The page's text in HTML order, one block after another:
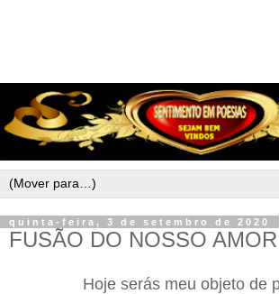
quinta-feira, 3 de setembro de 2020
FUSÃO DO NOSSO AMOR
Hoje serás meu objeto de